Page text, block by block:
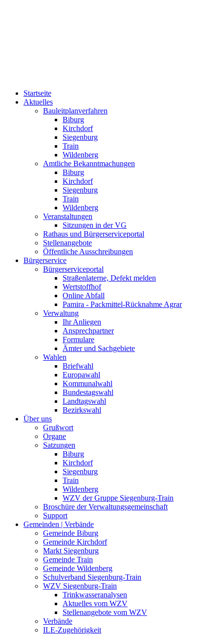
Startseite
Aktuelles
Bauleitplanverfahren
Biburg
Kirchdorf
Siegenburg
Train
Wildenberg
Amtliche Bekanntmachungen
Biburg
Kirchdorf
Siegenburg
Train
Wildenberg
Veranstaltungen
Sitzungen in der VG
Rathaus und Bürgerserviceportal
Stellenangebote
Öffentliche Ausschreibungen
Bürgerservice
Bürgerserviceportal
Straßenlaterne, Defekt melden
Wertstoffhof
Online Abfall
Pamira - Packmittel-Rücknahme Agrar
Verwaltung
Ihr Anliegen
Ansprechpartner
Formulare
Ämter und Sachgebiete
Wahlen
Briefwahl
Europawahl
Kommunalwahl
Bundestagswahl
Landtagswahl
Bezirkswahl
Über uns
Grußwort
Organe
Satzungen
Biburg
Kirchdorf
Siegenburg
Train
Wildenberg
WZV der Gruppe Siegenburg-Train
Broschüre der Verwaltungsgemeinschaft
Support
Gemeinden | Verbände
Gemeinde Biburg
Gemeinde Kirchdorf
Markt Siegenburg
Gemeinde Train
Gemeinde Wildenberg
Schulverband Siegenburg-Train
WZV Siegenburg-Train
Trinkwasseranalysen
Aktuelles vom WZV
Stellenangebote vom WZV
Verbände
ILE-Zugehörigkeit